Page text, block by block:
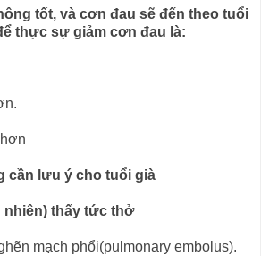
tốt, và cơn đau sẽ đến theo tuổi
thực sự giảm cơn đau là:
cần lưu ý cho tuổi già
nhiên) thấy tức thở
mạch phổi(pulmonary embolus).